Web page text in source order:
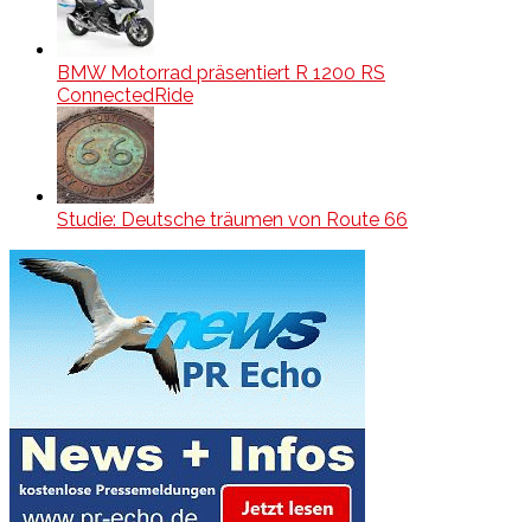
BMW Motorrad präsentiert R 1200 RS
ConnectedRide
Studie: Deutsche träumen von Route 66